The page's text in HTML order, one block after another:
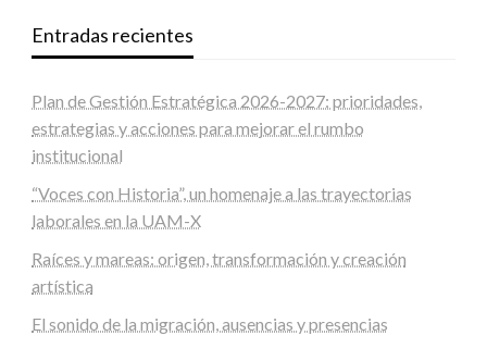
Entradas recientes
Plan de Gestión Estratégica 2026-2027: prioridades,
estrategias y acciones para mejorar el rumbo
institucional
“Voces con Historia”, un homenaje a las trayectorias
laborales en la UAM-X
Raíces y mareas: origen, transformación y creación
artística
El sonido de la migración, ausencias y presencias